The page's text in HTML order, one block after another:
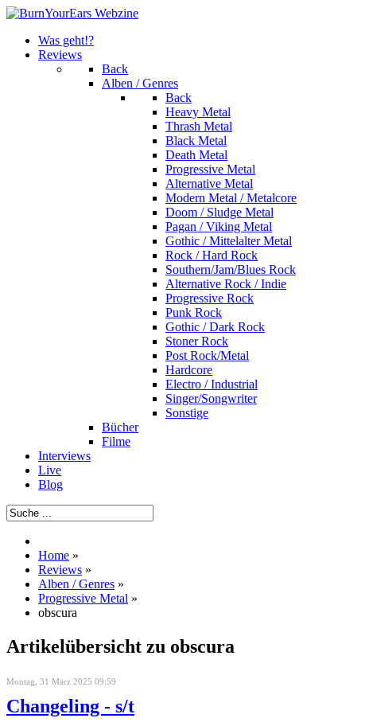
Was geht!?
Reviews
Back
Alben / Genres
Back
Heavy Metal
Thrash Metal
Black Metal
Death Metal
Progressive Metal
Alternative Metal
Modern Metal / Metalcore
Doom / Sludge Metal
Pagan / Viking Metal
Gothic / Mittelalter Metal
Rock / Hard Rock
Southern/Jam/Blues Rock
Alternative Rock / Indie
Progressive Rock
Punk Rock
Gothic / Dark Rock
Stoner Rock
Post Rock/Metal
Hardcore
Electro / Industrial
Singer/Songwriter
Sonstige
Bücher
Filme
Interviews
Live
Blog
Home »
Reviews »
Alben / Genres »
Progressive Metal »
obscura
Artikelübersicht zu obscura
Montag, 31 März 2025 09:59
Changeling - s/t